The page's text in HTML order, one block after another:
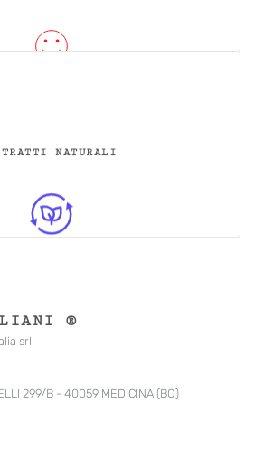
NATURALI
®
srl
299/B - 40059 MEDICINA (BO)